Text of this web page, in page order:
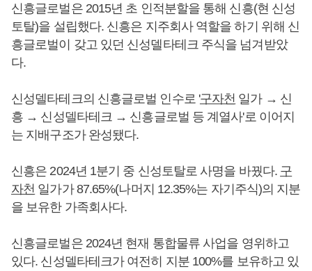
신흥글로벌은 2015년 초 인적분할을 통해 신흥(현 신성
토탈)을 설립했다. 신흥은 지주회사 역할을 하기 위해 신
흥글로벌이 갖고 있던 신성델타테크 주식을 넘겨받았
다.
신성델타테크의 신흥글로벌 인수로 '구자천 일가 → 신
흥 → 신성델타테크 → 신흥글로벌 등 계열사'로 이어지
는 지배구조가 완성됐다.
신흥은 2024년 1분기 중 신성토탈로 사명을 바꿨다. 구
자천 일가가 87.65%(나머지 12.35%는 자기주식)의 지분
을 보유한 가족회사다.
신흥글로벌은 2024년 현재 통합물류 사업을 영위하고
있다. 신성델타테크가 여전히 지분 100%를 보유하고 있